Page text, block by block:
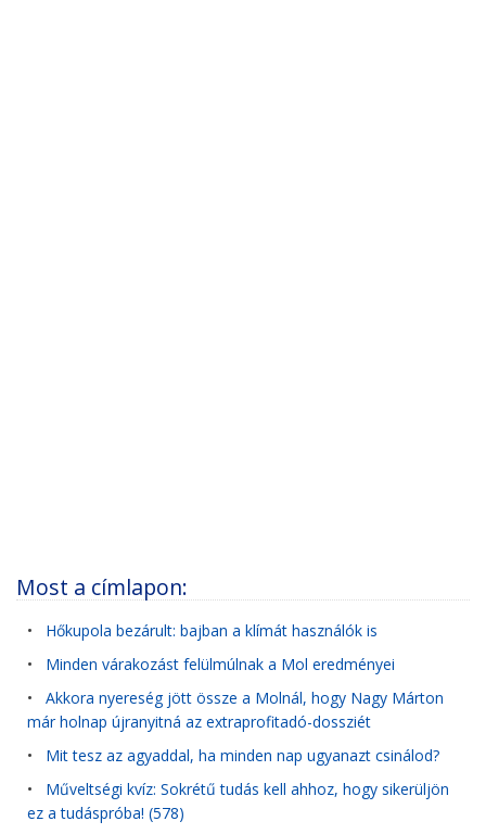
Most a címlapon:
• Hőkupola bezárult: bajban a klímát használók is
• Minden várakozást felülmúlnak a Mol eredményei
• Akkora nyereség jött össze a Molnál, hogy Nagy Márton
már holnap újranyitná az extraprofitadó-dossziét
• Mit tesz az agyaddal, ha minden nap ugyanazt csinálod?
• Műveltségi kvíz: Sokrétű tudás kell ahhoz, hogy sikerüljön
ez a tudáspróba! (578)